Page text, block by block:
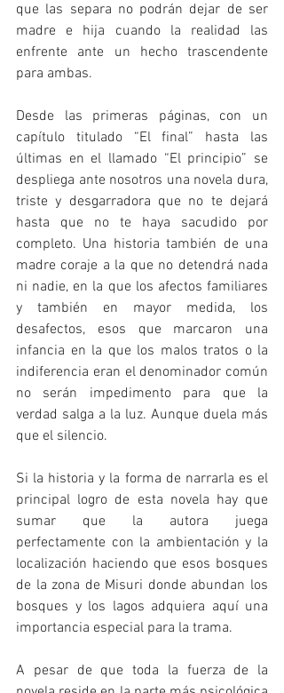
que las separa no podrán dejar de ser
madre e hija cuando la realidad las
enfrente ante un hecho trascendente
para ambas.
Desde las primeras páginas, con un
capítulo titulado “El final” hasta las
últimas en el llamado “El principio” se
despliega ante nosotros una novela dura,
triste y desgarradora que no te dejará
hasta que no te haya sacudido por
completo. Una historia también de una
madre coraje a la que no detendrá nada
ni nadie, en la que los afectos familiares
y también en mayor medida, los
desafectos, esos que marcaron una
infancia en la que los malos tratos o la
indiferencia eran el denominador común
no serán impedimento para que la
verdad salga a la luz. Aunque duela más
que el silencio.
Si la historia y la forma de narrarla es el
principal logro de esta novela hay que
sumar que la autora juega
perfectamente con la ambientación y la
localización haciendo que esos bosques
de la zona de Misuri donde abundan los
bosques y los lagos adquiera aquí una
importancia especial para la trama.
A pesar de que toda la fuerza de la